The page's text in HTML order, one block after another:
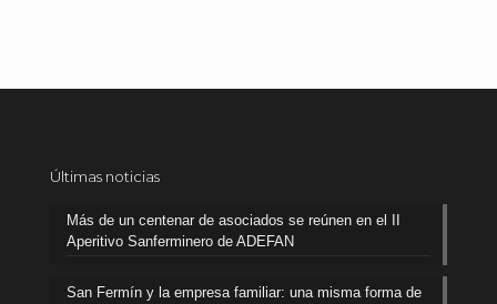
Últimas noticias
Más de un centenar de asociados se reúnen en el II
Aperitivo Sanferminero de ADEFAN
San Fermín y la empresa familiar: una misma forma de